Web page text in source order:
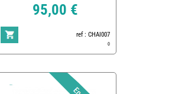
95,00 €
ref : CHAI007
0